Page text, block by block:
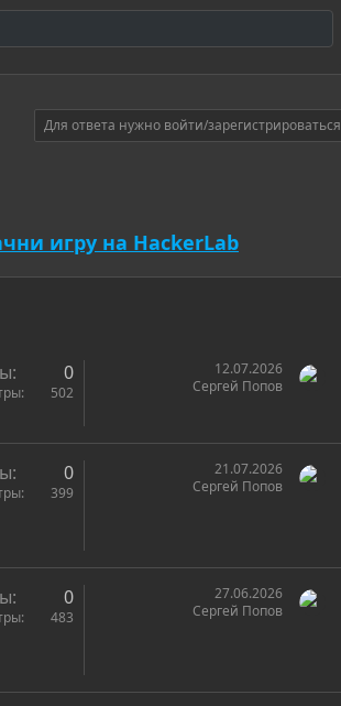
Для ответа нужно войти/зарегистрироваться
игру на HackerLab
0
502
12.07.2026
Сергей Попов
0
399
21.07.2026
Сергей Попов
0
483
27.06.2026
Сергей Попов